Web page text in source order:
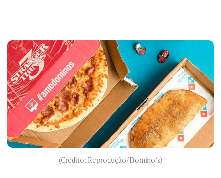
(Crédito: Reprodução/Domino’s)